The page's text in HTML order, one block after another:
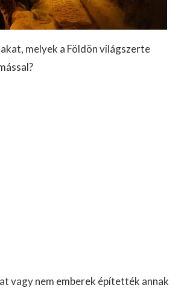
melyek a Földön világszerte
vagy nem emberek építették annak